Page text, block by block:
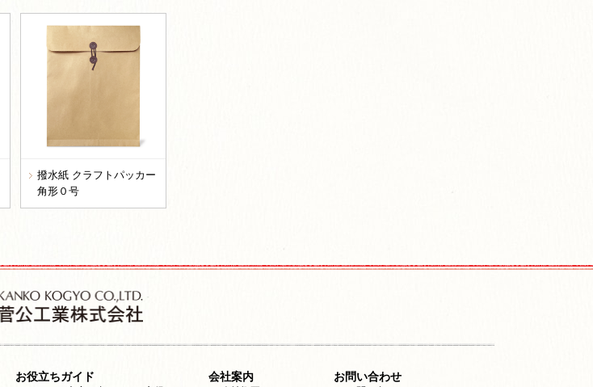
撥水紙 クラフトパッカー
角形０号
お役立ちガイド 会社案内 お問い合わせ